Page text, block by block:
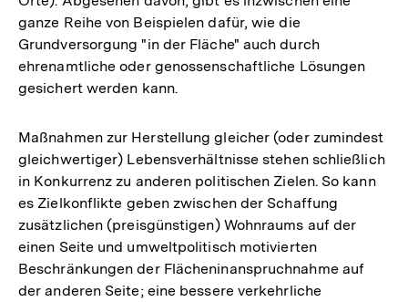
ganze Reihe von Beispielen dafür, wie die
Grundversorgung "in der Fläche" auch durch
ehrenamtliche oder genossenschaftliche Lösungen
gesichert werden kann.
Maßnahmen zur Herstellung gleicher (oder zumindest
gleichwertiger) Lebensverhältnisse stehen schließlich
in Konkurrenz zu anderen politischen Zielen. So kann
es Zielkonflikte geben zwischen der Schaffung
zusätzlichen (preisgünstigen) Wohnraums auf der
einen Seite und umweltpolitisch motivierten
Beschränkungen der Flächeninanspruchnahme auf
der anderen Seite; eine bessere verkehrliche